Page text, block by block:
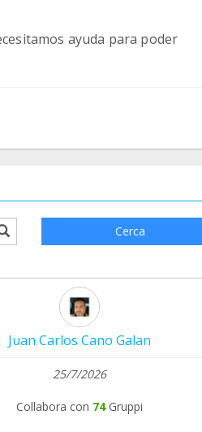
ayuda para poder
Cerca
Juan Carlos Cano Galan
25/7/2026
Collabora con 74 Gruppi